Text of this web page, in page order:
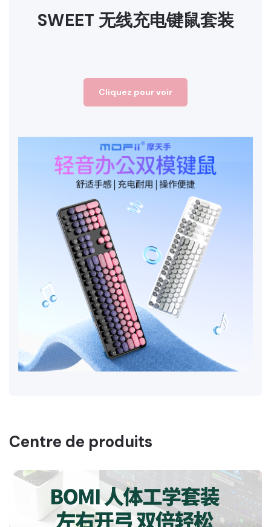
SWEET 无线充电键鼠套装
Cliquez pour voir
Centre de produits